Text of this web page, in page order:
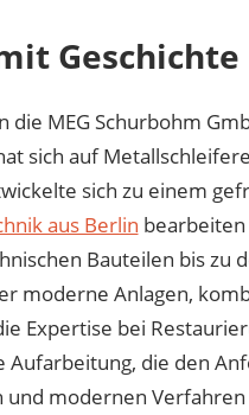
Geschichte
MEG Schurbohm
sich auf
sich zu einem
aus Berlin bearbeiten
Bauteilen bis
moderne Anlagen,
Expertise bei
die den
modernen